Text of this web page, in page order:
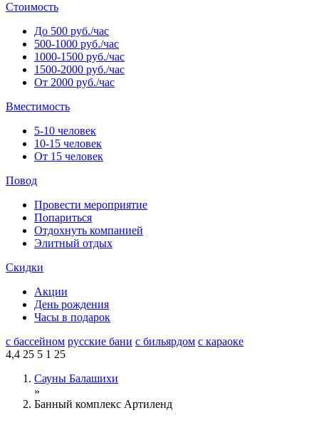
Стоимость
До 500 руб./час
500-1000 руб./час
1000-1500 руб./час
1500-2000 руб./час
От 2000 руб./час
Вместимость
5-10 человек
10-15 человек
От 15 человек
Повод
Провести мероприятие
Попариться
Отдохнуть компанией
Элитный отдых
Скидки
Акции
День рождения
Часы в подарок
с бассейном русские бани с бильярдом с караоке
4,4 25 5 1 25
Сауны Балашихи
»
Банный комплекс Артиленд